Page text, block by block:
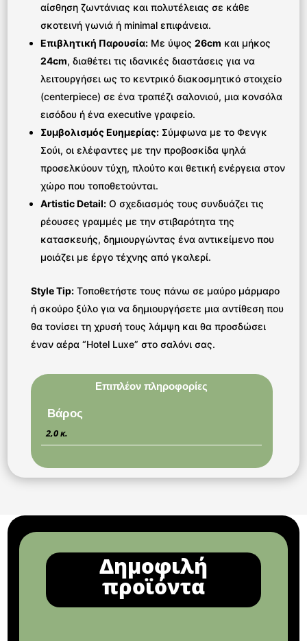
αίσθηση ζωντάνιας και πολυτέλειας σε κάθε
σκοτεινή γωνιά ή minimal επιφάνεια.
Επιβλητική Παρουσία: Με ύψος26cm και μήκος
24cm, διαθέτει τις ιδανικές διαστάσεις για να
λειτουργήσει ως το κεντρικό διακοσμητικό στοιχείο
(centerpiece) σε ένα τραπέζι σαλονιού, μια κονσόλα
εισόδου ή ένα executive γραφείο.
Συμβολισμός Ευημερίας: Σύμφωνα με το Φενγκ
Σούι, οι ελέφαντες με την προβοσκίδα ψηλά
προσελκύουν τύχη, πλούτο και θετική ενέργεια στον
χώρο που τοποθετούνται.
Artistic Detail: Ο σχεδιασμός τους συνδυάζει τις
ρέουσες γραμμές με την στιβαρότητα της
κατασκευής, δημιουργώντας ένα αντικείμενο που
μοιάζει με έργο τέχνης από γκαλερί.
Style Tip: Τοποθετήστε τους πάνω σε μαύρο μάρμαρο
ή σκούρο ξύλο για να δημιουργήσετε μια αντίθεση που
θα τονίσει τη χρυσή τους λάμψη και θα προσδώσει
έναν αέρα “Hotel Luxe” στο σαλόνι σας.
Επιπλέον πληροφορίες
Βάρος
2,0 κ.
Δημοφιλή
προϊόντα